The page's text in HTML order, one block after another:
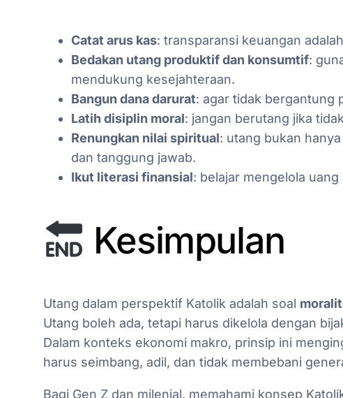
Catat arus kas: transparansi keuangan
Bedakan utang produktif dan konsumtif:
mendukung kesejahteraan.
Bangun dana darurat: agar tidak bergantung
Latih disiplin moral: jangan berutang jika
Renungkan nilai spiritual: utang bukan
dan tanggung jawab.
Ikut literasi finansial: belajar mengelola
Kesimpulan
Utang dalam perspektif Katolik adalah soal
Utang boleh ada, tetapi harus dikelola dengan
Dalam konteks ekonomi makro, prinsip ini
harus seimbang, adil, dan tidak membebani
Bagi Gen Z dan milenial, memahami konsep